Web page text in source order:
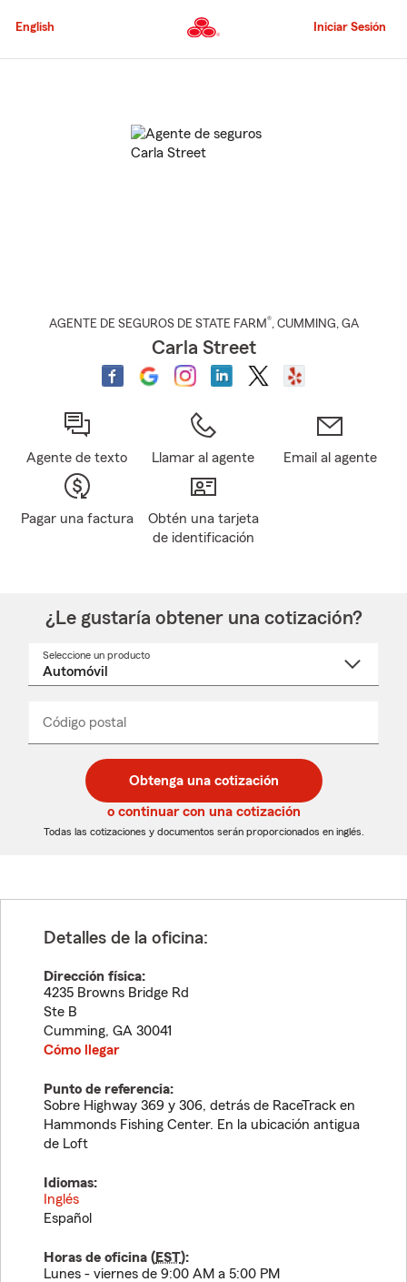
al
principal
English Iniciar Sesión
AGENTE DE SEGUROS DE STATE FARM®, CUMMING, GA
Carla Street
Agente de texto Llamar al agente Email al agente
Pagar una factura
Obtén una tarjeta
de identificación
¿Le gustaría obtener una cotización?
Seleccione un producto
desplegable
Código postal
de
5
dígitos
de
5
dígitos
_____
Obtenga una cotización
o continuar con una cotización
Todas las cotizaciones y documentos serán proporcionados en inglés.
Detalles de la oficina:
Dirección física:
4235 Browns Bridge Rd
Ste B
Cumming, GA 30041
Cómo llegar
Punto de referencia:
Sobre Highway 369 y 306, detrás de RaceTrack en
Hammonds Fishing Center. En la ubicación antigua
de Loft
Idiomas:
Inglés
Español
Horas de oficina (EST):
Lunes - viernes de 9:00 AM a 5:00 PM